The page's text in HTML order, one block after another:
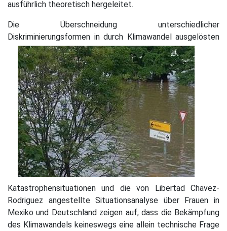
ausführlich theoretisch hergeleitet.
Die Überschneidung unterschiedlicher
Diskriminierungsformen in durch Klimawandel ausgelösten
Katastrophensituationen und die von Libertad Chavez-
Rodriguez angestellte Situationsanalyse über Frauen in
Mexiko und Deutschland zeigen auf, dass die Bekämpfung
des Klimawandels keineswegs eine allein technische Frage